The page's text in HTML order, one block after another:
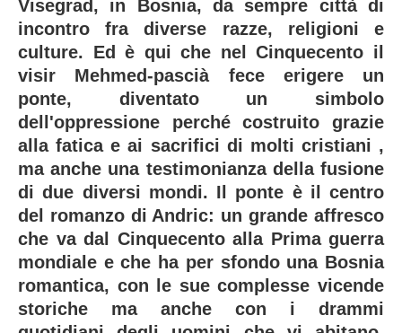
Visegrad, in Bosnia, da sempre città di
incontro fra diverse razze, religioni e
culture. Ed è qui che nel Cinquecento il
visir Mehmed-pascià fece erigere un
ponte, diventato un simbolo
dell'oppressione perché costruito grazie
alla fatica e ai sacrifici di molti cristiani ,
ma anche una testimonianza della fusione
di due diversi mondi. Il ponte è il centro
del romanzo di Andric: un grande affresco
che va dal Cinquecento alla Prima guerra
mondiale e che ha per sfondo una Bosnia
romantica, con le sue complesse vicende
storiche ma anche con i drammi